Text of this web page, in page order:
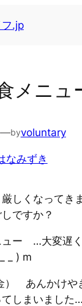
.jp
メニュ
—byvoluntary
なみずき
しくなってき
ですか？
ュー …大変遅
_ ) m
） あんかけ
しまいました…